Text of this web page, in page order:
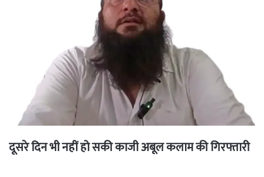
दूसरे दिन भी नहीं हो सकी काजी अबूल कलाम की गिरफ्तारी